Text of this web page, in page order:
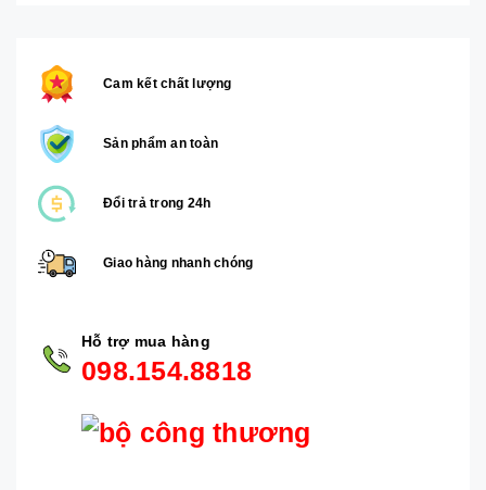
Cam kết chất lượng
Sản phẩm an toàn
Đổi trả trong 24h
Giao hàng nhanh chóng
Hỗ trợ mua hàng
098.154.8818